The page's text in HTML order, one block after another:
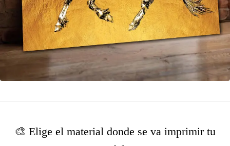
🎨 Elige el material donde se va imprimir tu